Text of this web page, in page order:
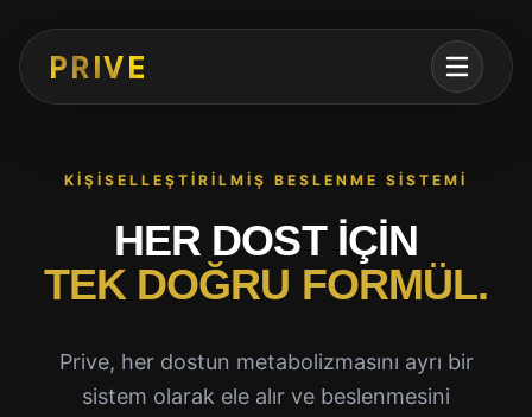
PRIVE
KIŞISELLEŞTIRILMIŞ BESLENME SISTEMI
HER DOST İÇIN
TEK DOĞRU FORMÜL.
Prive, her dostun metabolizmasını ayrı bir
sistem olarak ele alır ve beslenmesini